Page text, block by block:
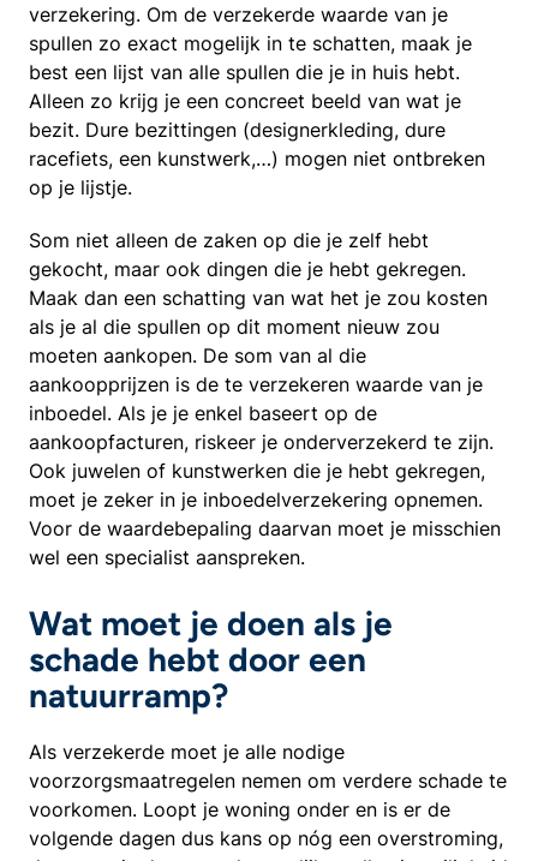
verzekering. Om de verzekerde waarde van je
spullen zo exact mogelijk in te schatten, maak je
best een lijst van alle spullen die je in huis hebt.
Alleen zo krijg je een concreet beeld van wat je
bezit. Dure bezittingen (designerkleding, dure
racefiets, een kunstwerk,…) mogen niet ontbreken
op je lijstje.
Som niet alleen de zaken op die je zelf hebt
gekocht, maar ook dingen die je hebt gekregen.
Maak dan een schatting van wat het je zou kosten
als je al die spullen op dit moment nieuw zou
moeten aankopen. De som van al die
aankoopprijzen is de te verzekeren waarde van je
inboedel. Als je je enkel baseert op de
aankoopfacturen, riskeer je onderverzekerd te zijn.
Ook juwelen of kunstwerken die je hebt gekregen,
moet je zeker in je inboedelverzekering opnemen.
Voor de waardebepaling daarvan moet je misschien
wel een specialist aanspreken.
Wat moet je doen als je
schade hebt door een
natuurramp?
Als verzekerde moet je alle nodige
voorzorgsmaatregelen nemen om verdere schade te
voorkomen. Loopt je woning onder en is er de
volgende dagen dus kans op nóg een overstroming,